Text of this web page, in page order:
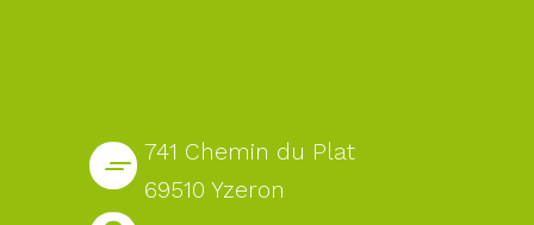
741 Chemin du Plat
69510 Yzeron